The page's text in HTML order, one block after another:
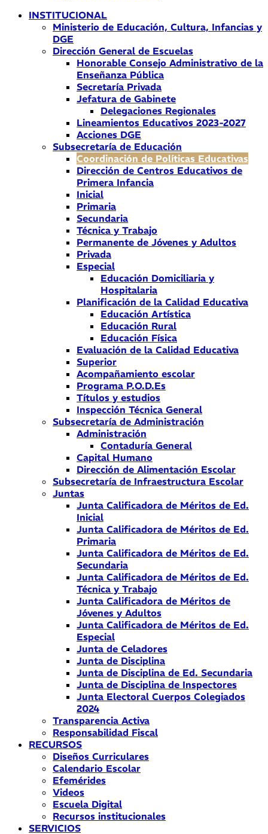
INSTITUCIONAL
Ministerio de Educación, Cultura, Infancias y
DGE
Dirección General de Escuelas
Honorable Consejo Administrativo de la
Enseñanza Pública
Secretaría Privada
Jefatura de Gabinete
Delegaciones Regionales
Lineamientos Educativos 2023-2027
Acciones DGE
Subsecretaría de Educación
Coordinación de Políticas Educativas
Dirección de Centros Educativos de
Primera Infancia
Inicial
Primaria
Secundaria
Técnica y Trabajo
Permanente de Jóvenes y Adultos
Privada
Especial
Educación Domiciliaria y
Hospitalaria
Planificación de la Calidad Educativa
Educación Artística
Educación Rural
Educación Física
Evaluación de la Calidad Educativa
Superior
Acompañamiento escolar
Programa P.O.D.Es
Títulos y estudios
Inspección Técnica General
Subsecretaría de Administración
Administración
Contaduría General
Capital Humano
Dirección de Alimentación Escolar
Subsecretaría de Infraestructura Escolar
Juntas
Junta Calificadora de Méritos de Ed.
Inicial
Junta Calificadora de Méritos de Ed.
Primaria
Junta Calificadora de Méritos de Ed.
Secundaria
Junta Calificadora de Méritos de Ed.
Técnica y Trabajo
Junta Calificadora de Méritos de
Jóvenes y Adultos
Junta Calificadora de Méritos de Ed.
Especial
Junta de Celadores
Junta de Disciplina
Junta de Disciplina de Ed. Secundaria
Junta de Disciplina de Inspectores
Junta Electoral Cuerpos Colegiados
2024
Transparencia Activa
Responsabilidad Fiscal
RECURSOS
Diseños Curriculares
Calendario Escolar
Efemérides
Videos
Escuela Digital
Recursos institucionales
SERVICIOS